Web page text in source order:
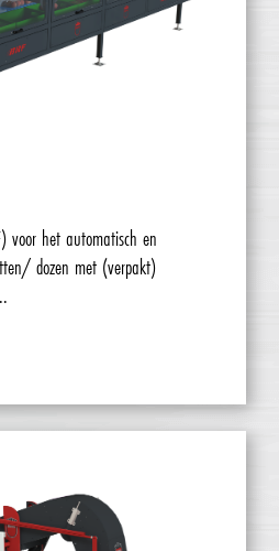
voor het automatisch en
dozen met (verpakt)